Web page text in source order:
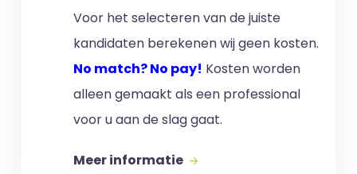
Voor het selecteren van de juiste
kandidaten berekenen wij geen kosten.
No match? No pay! Kosten worden
alleen gemaakt als een professional
voor u aan de slag gaat.
Meer informatie